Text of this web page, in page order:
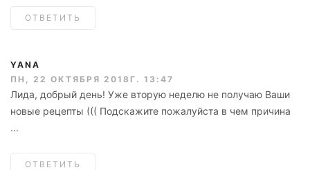
ОТВЕТИТЬ
YANA
ПН, 22 ОКТЯБРЯ 2018Г. 13:47
Лида, добрый день! Уже вторую неделю не получаю Ваши
новые рецепты ((( Подскажите пожалуйста в чем причина
...
ОТВЕТИТЬ